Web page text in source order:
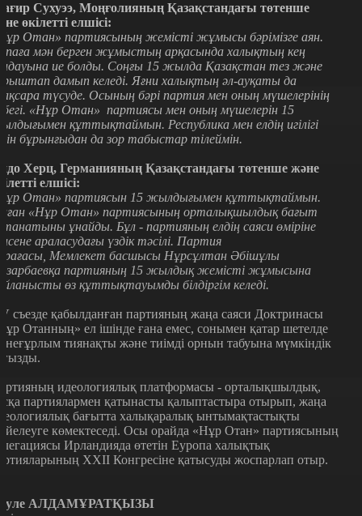
Сухуээ, Моңғолияның Қазақстандағы төтенше
өкілетті елшісі:
Отан» партиясының жемісті жұмысы бәрімізге аян.
мән берген жұмыстың арқасында халықтың кең
ие болды. Соңғы 15 жылда Қазақстан тез және
дамып келеді. Яғни халықтың әл-ауқаты да
түсуде. Осының бәрі партия мен оның мүшелерінің
«Нұр Отан» партиясы мен оның мүшелерін 15
құттықтаймын. Республика мен елдің игілігі
бұрынғыдан да зор табыстар тілеймін.
Херц, Германияның Қазақстандағы төтенше және
елшісі:
Отан» партиясын 15 жылдығымен құттықтаймын.
«Нұр Отан» партиясының орталықшылдық бағыт
ұнайды. Бұл - партияның елдің саяси өміріне
араласудағы үздік тәсілі. Партия
Мемлекет басшысы Нұрсұлтан Әбішұлы
партияның 15 жылдық жемісті жұмысына
өз құттықтауымды білдіргім келеді.
съезде қабылданған партияның жаңа саяси Доктринасы
Отанның» ел ішінде ғана емес, сонымен қатар шетелде
неғұрлым тиянақты және тиімді орнын табуына мүмкіндік
идеологиялық платформасы - орталықшылдық,
партиялармен қатынасты қалыптастыра отырып, жаңа
бағытта халықаралық ынтымақтастықты
көмектеседі. Осы орайда «Нұр Отан» партиясының
Ирландияда өтетін Еуропа халықтық
ХХІІ Конгресіне қатысуды жоспарлап отыр.
АЛДАМҰРАТҚЫЗЫ